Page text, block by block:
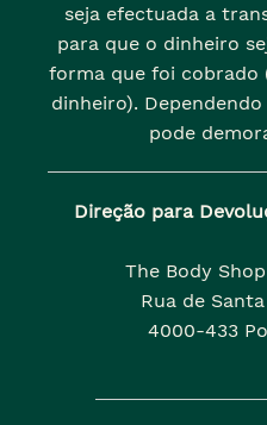
seja efectuada a
para que o dinheiro
forma que foi cobrado
dinheiro).
pode
Direção para
The Body
Rua de
4000-433